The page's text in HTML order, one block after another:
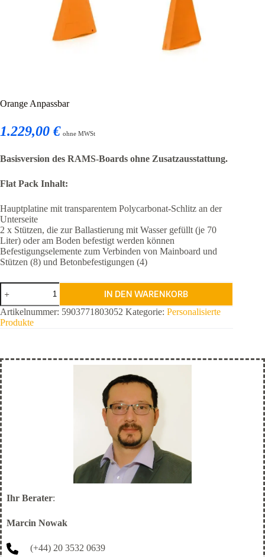
Orange Anpassbar
1.229,00 € ohne MWSt
Basisversion des RAMS-Boards ohne Zusatzausstattung.
Flat Pack Inhalt:
Hauptplatine mit transparentem Polycarbonat-Schlitz an der
Unterseite
2 x Stützen, die zur Ballastierung mit Wasser gefüllt (je 70
Liter) oder am Boden befestigt werden können
Befestigungselemente zum Verbinden von Mainboard und
Stützen (8) und Betonbefestigungen (4)
Orange
Anpassbar
Menge
IN DEN WARENKORB
Artikelnummer: 5903771803052 Kategorie: Personalisierte
Produkte
Ihr Berater:
Marcin Nowak
(+44) 20 3532 0639